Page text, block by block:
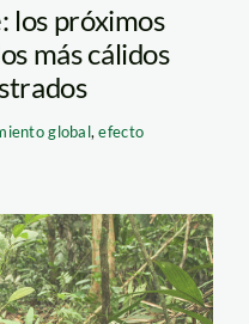
los próximos
más cálidos
global,efecto